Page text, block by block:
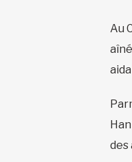
Au
des